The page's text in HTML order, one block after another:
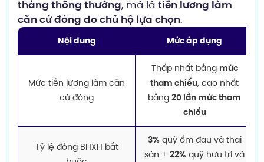
tháng thông thường, mà là tiền lương làm
căn cứ đóng do chủ hộ lựa chọn.
Nội dung Mức áp dụng
Mức tiền lương làm căn
cứ đóng
Thấp nhất bằng mức
tham chiếu, cao nhất
bằng 20 lần mức tham
chiếu
Tỷ lệ đóng BHXH bắt
3% quỹ ốm đau và thai
sản + 22% quỹ hưu trí và